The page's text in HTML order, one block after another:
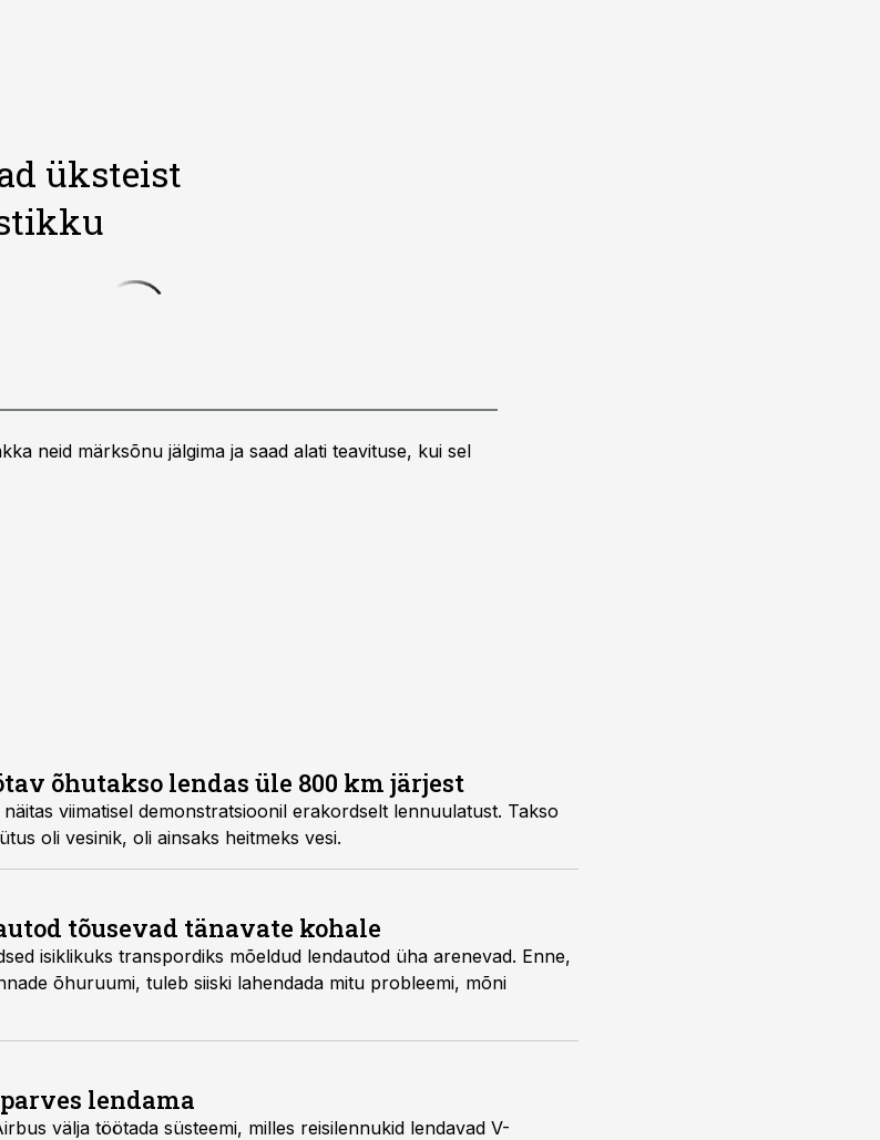
üksteist
neid märksõnu jälgima ja saad alati teavituse, kui sel
õhutakso lendas üle 800 km järjest
viimatisel demonstratsioonil erakordselt lennuulatust. Takso
oli vesinik, oli ainsaks heitmeks vesi.
tõusevad tänavate kohale
isiklikuks transpordiks mõeldud lendautod üha arenevad. Enne,
õhuruumi, tuleb siiski lahendada mitu probleemi, mõni
lendama
välja töötada süsteemi, milles reisilennukid lendavad V-